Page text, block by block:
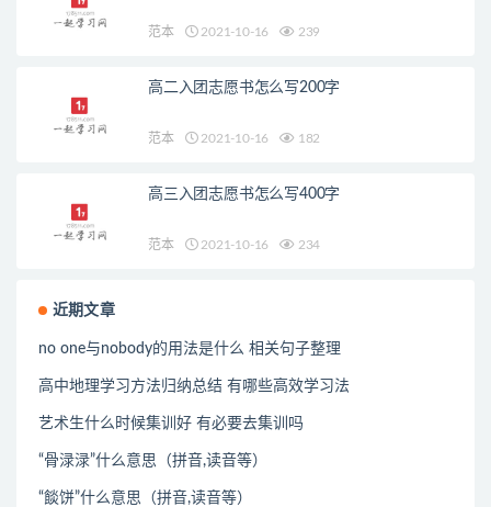
范本 2021-10-16 239
高二入团志愿书怎么写200字
范本 2021-10-16 182
高三入团志愿书怎么写400字
范本 2021-10-16 234
近期文章
no one与nobody的用法是什么 相关句子整理
高中地理学习方法归纳总结 有哪些高效学习法
艺术生什么时候集训好 有必要去集训吗
“骨渌渌”什么意思（拼音,读音等）
“餤饼”什么意思（拼音,读音等）